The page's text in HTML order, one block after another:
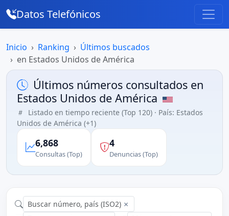
Datos Telefónicos
Inicio Ranking
Últimos buscados
en Estados Unidos de América
Últimos números consultados en
Estados Unidos de América
Listado en tiempo reciente (Top 120) · País: Estados
Unidos de América (+1)
6,868
Consultas (Top)
4
Denuncias (Top)
×